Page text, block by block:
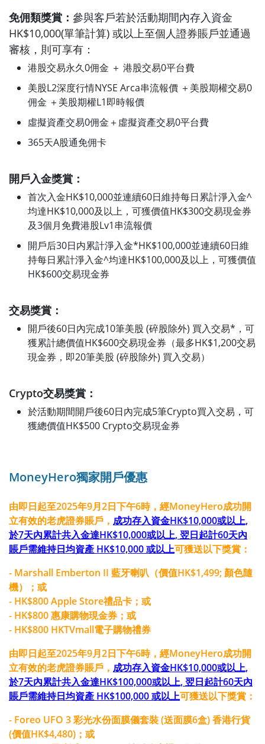
免佣類獎賞： 參與客戶若於活動期間內存入資金
HK$10,000(單筆計算) 或以上至個人證券賬戶並通過
審核，則可享有：
港股交易永久0佣金 ＋ 港股交易0平台費
美股L2深度行情NYSE Arca串流報價 ＋美股期權交易0
佣金 ＋美股期權L1即時報價
虛擬資產交易0佣金＋虛擬資產交易0平台費
365天A股通免佣卡
開戶入金獎賞：
首次入金HK$10,000並連續60日維持每日累計淨入金^
均達HK$10,000及以上，可獲價值HK$300交易現金券
及3個月免費港股Lv1串流報價
開戶后30日内累計淨入金*HK$100,000並連續60日維
持每日累計淨入金^均達HK$100,000及以上，可獲價值
HK$600交易現金券
交易獎賞：
開戶後60日內完成10筆美股 (碎股除外) 買入交易*，可
獲累計總價值HK$600交易現金券（最多HK$1,200交易
現金券，即20筆美股 (碎股除外) 買入交易）
Crypto交易獎賞：
於活動期間開戶後60日內完成5筆Crypto買入交易，可
獲總價值HK$500 Crypto交易現金券
MoneyHero獨家開戶優惠
由即日起至2025年9月2日下午6時，經MoneyHero成功開
立有效的老虎證券賬戶， 成功存入資金HK$10,000或以上,
於7天內累計共入金達HK$10,000或以上, 翌日起計60天內
賬戶需維持日均資產 HK$10,000 或以上可獲送以下獎賞：
- Marshall Emberton II 藍牙喇叭（價值HK$1,499; 顏色隨
機）；或
- HK$800 Apple Store禮品卡；或
- HK$800 惠康購物現金券；或
- HK$800 HKTVmall電子購物禮券
由即日起至2025年9月2日下午6時，經MoneyHero成功開
立有效的老虎證券賬戶， 成功存入資金HK$10,000或以上,
於7天內累計共入金達HK$100,000或以上, 翌日起計60天內
賬戶需維持日均資產 HK$100,000 或以上可獲送以下獎賞：
- Foreo UFO 3 彩光水份面膜儀套裝 (送面膜6盒) 香港行貨
(價值HK$4,480)；或